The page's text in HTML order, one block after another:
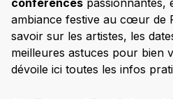
conférences passionnantes,
ambiance festive au cœur de
savoir sur les artistes, les
meilleures astuces pour bien
dévoile ici toutes les infos